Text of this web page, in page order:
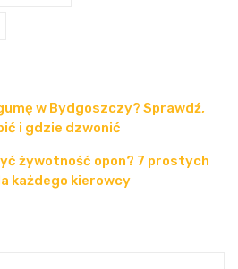
w Bydgoszczy? Sprawdź,
i gdzie dzwonić
żywotność opon? 7 prostych
każdego kierowcy